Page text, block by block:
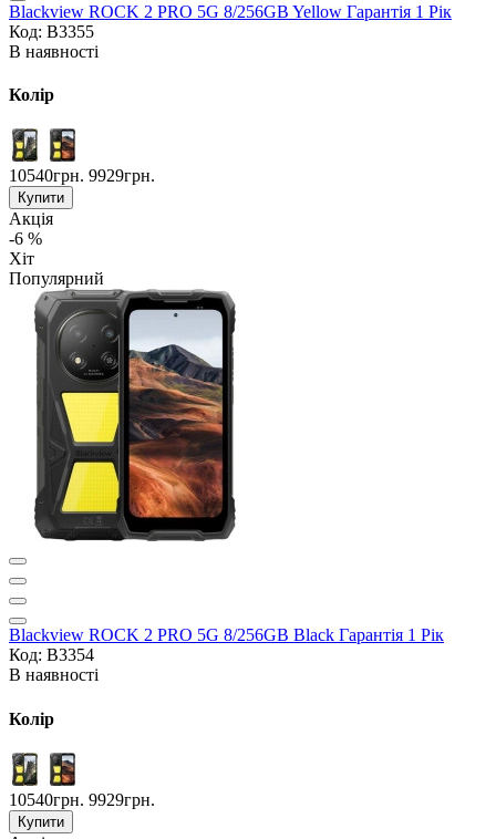
Blackview ROCK 2 PRO 5G 8/256GB Yellow Гарантія 1 Рік
Код: B3355
В наявності
Колір
10540грн. 9929грн.
Купити
Акція
-6 %
Хіт
Популярний
Blackview ROCK 2 PRO 5G 8/256GB Black Гарантія 1 Рік
Код: B3354
В наявності
Колір
10540грн. 9929грн.
Купити